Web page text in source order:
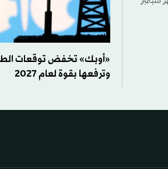
وترفعها بقوة لعام 2027